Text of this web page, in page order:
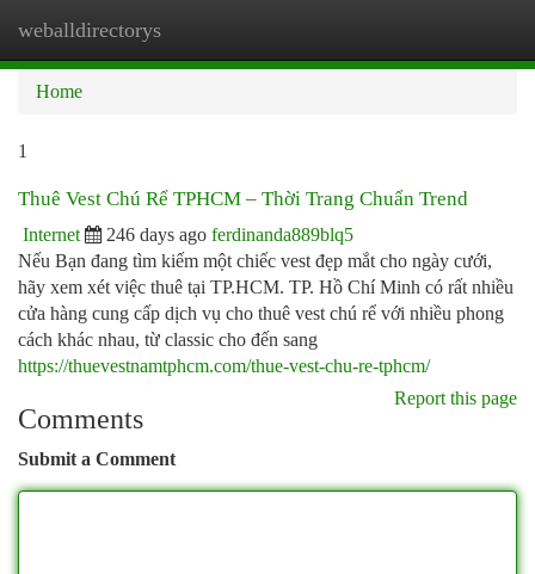
weballdirectorys
Home
1
Thuê Vest Chú Rể TPHCM – Thời Trang Chuẩn Trend
Internet 246 days ago ferdinanda889blq5
Nếu Bạn đang tìm kiếm một chiếc vest đẹp mắt cho ngày cưới,
hãy xem xét việc thuê tại TP.HCM. TP. Hồ Chí Minh có rất nhiều
cửa hàng cung cấp dịch vụ cho thuê vest chú rể với nhiều phong
cách khác nhau, từ classic cho đến sang
https://thuevestnamtphcm.com/thue-vest-chu-re-tphcm/
Report this page
Comments
Submit a Comment